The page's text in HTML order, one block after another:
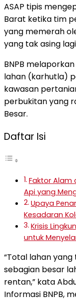
ASAP tipis
Barat ketika tim
yang memerah
yang tak asing
BNPB
lahan (karhutla)
kawasan
perbukitan yang
Besar.
Daftar Isi
Faktor Alam
Api yang
Upaya
Kesadaran
Krisis
untuk
“Total lahan
sebagian besar
rentan,” kata
Informasi BNPB,